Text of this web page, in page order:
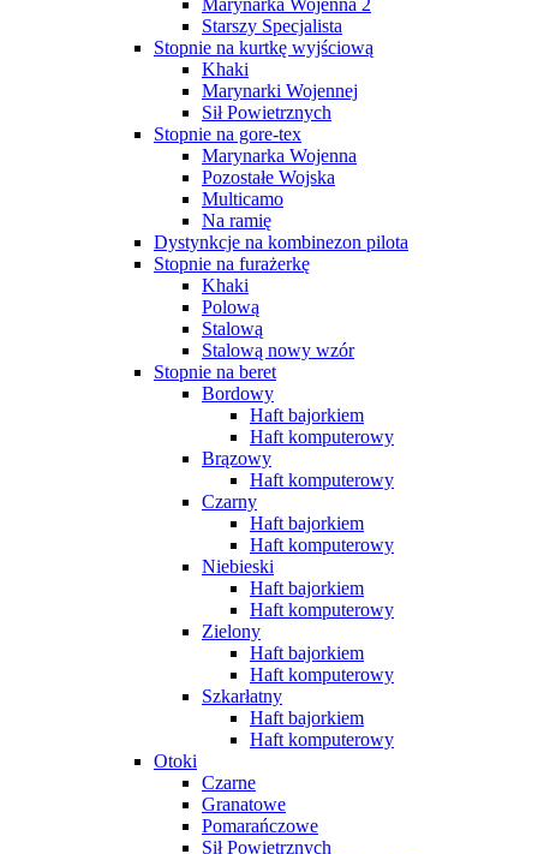
Starszy Specjalista
Stopnie na kurtkę wyjściową
Khaki
Marynarki Wojennej
Sił Powietrznych
Stopnie na gore-tex
Marynarka Wojenna
Pozostałe Wojska
Multicamo
Na ramię
Dystynkcje na kombinezon pilota
Stopnie na furażerkę
Khaki
Polową
Stalową
Stalową nowy wzór
Stopnie na beret
Bordowy
Haft bajorkiem
Haft komputerowy
Brązowy
Haft komputerowy
Czarny
Haft bajorkiem
Haft komputerowy
Niebieski
Haft bajorkiem
Haft komputerowy
Zielony
Haft bajorkiem
Haft komputerowy
Szkarłatny
Haft bajorkiem
Haft komputerowy
Otoki
Czarne
Granatowe
Pomarańczowe
Sił Powietrznych